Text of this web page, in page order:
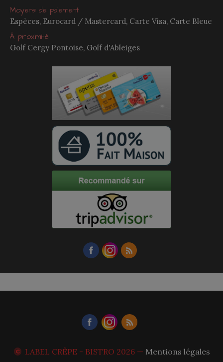
Moyens de paiement
Espèces, Eurocard / Mastercard, Carte Visa, Carte Bleue
À proximité
Golf Cergy Pontoise, Golf d'Ableiges
LABEL CRÊPE - BISTRO 2026 — Mentions légales